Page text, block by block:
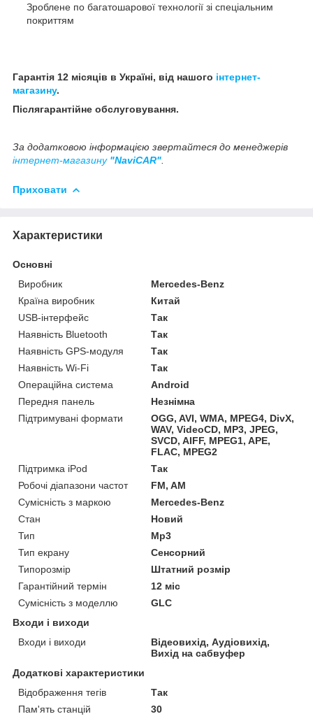
Зроблене по багатошарової технології зі спеціальним
покриттям
Гарантія 12 місяців в Україні, від нашого інтернет-
магазину.
Післягарантійне обслуговування.
За додатковою інформацією звертайтеся до менеджерів
інтернет-магазину "NaviCAR"
Приховати
Характеристики
Основні
Виробник
Mercedes-Benz
Країна виробник
Китай
USB-інтерфейс
Так
Наявність Bluetooth
Так
Наявність GPS-модуля
Так
Наявність Wi-Fi
Так
Операційна система
Android
Передня панель
Незнімна
Підтримувані формати
OGG, AVI, WMA, MPEG4, DivX,
WAV, VideoCD, MP3, JPEG,
SVCD, AIFF, MPEG1, APE,
FLAC, MPEG2
Підтримка iPod
Так
Робочі діапазони частот
FM, AM
Сумісність з маркою
Mercedes-Benz
Стан
Новий
Тип
Mp3
Тип екрану
Сенсорний
Типорозмір
Штатний розмір
Гарантійний термін
12 міс
Сумісність з моделлю
GLC
Входи і виходи
Входи і виходи
Відеовихід, Аудіовихід,
Вихід на сабвуфер
Додаткові характеристики
Відображення тегів
Так
Пам'ять станцій
30